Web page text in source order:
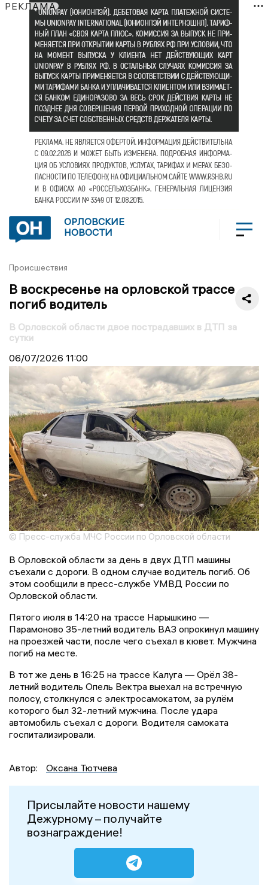
РЕКЛАМА
ОРЛОВСКИЕ
НОВОСТИ
Происшествия
В воскресенье на орловской трассе
погиб водитель
В Орловской области двое пострадавших в ДТП за
сутки
06/07/2026 11:00
© Пресс-служба МЧС России по Орловской области
В Орловской области за день в двух ДТП машины
съехали с дороги. В одном случае водитель погиб. Об
этом сообщили в пресс-службе УМВД России по
Орловской области.
Пятого июля в 14:20 на трассе Нарышкино —
Парамоново 35-летний водитель ВАЗ опрокинул машину
на проезжей части, после чего съехал в кювет. Мужчина
погиб на месте.
В тот же день в 16:25 на трассе Калуга — Орёл 38-
летний водитель Опель Вектра выехал на встречную
полосу, столкнулся с электросамокатом, за рулём
которого был 32-летний мужчина. После удара
автомобиль съехал с дороги. Водителя самоката
госпитализировали.
Автор: Оксана Тютчева
Присылайте новости нашему
Дежурному – получайте
вознаграждение!